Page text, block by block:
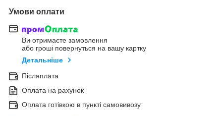
Умови оплати
Ви отримаєте замовлення
або гроші повернуться на вашу картку
Детальніше
Післяплата
Оплата на рахунок
Оплата готівкою в пункті самовивозу